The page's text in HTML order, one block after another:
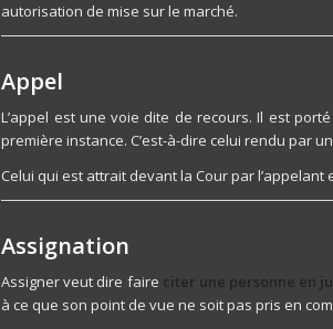
autorisation de mise sur le marché.
Appel
L’appel est une voie dite de recours. Il est
première instance. C’est-à-dire celui rendu par
Celui qui est attrait devant la Cour par l’appelant
Assignation
Assigner veut dire faire citer une personne en
à ce que son point de vue ne soit pas pris en